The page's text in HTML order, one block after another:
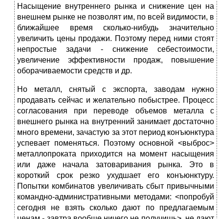
Насыщение внутреннего рынка и снижение цен на
внешнем рынке не позволят им, по всей видимости, в
ближайшее время сколько-нибудь значительно
увеличить цены продажи. Поэтому перед ними стоят
непростые задачи - снижение себестоимости,
увеличение эффективности продаж, повышение
оборачиваемости средств и др.
Но металл, снятый с экспорта, заводам нужно
продавать сейчас и желательно побыстрее. Процесс
согласования при переводе объемов металла с
внешнего рынка на внутренний занимает достаточно
много времени, зачастую за этот период конъюнктура
успевает поменяться. Поэтому основной <выброс>
металлопроката приходится на момент насыщения
или даже начала затоваривания рынка. Это в
короткий срок резко ухудшает его конъюнктуру.
Попытки комбинатов увеличивать сбыт привычными
командно-административными методами: <попробуй
сегодня не взять сколько дают по предлагаемым